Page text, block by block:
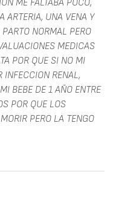
ME FALTABA POCO,
ARTERIA, UNA VENA Y
NORMAL PERO
MEDICAS
POR QUE SI NO MI
INFECCION RENAL,
BEBE DE 1 AÑO ENTRE
POR QUE LOS
PERO LA TENGO